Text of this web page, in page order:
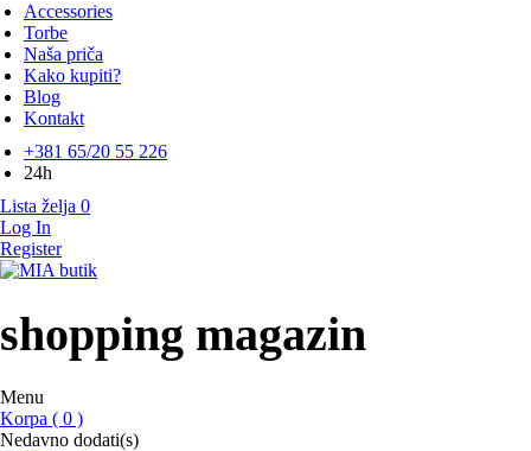
Accessories
Torbe
Naša priča
Kako kupiti?
Blog
Kontakt
+381 65/20 55 226
24h
Lista želja 0
Log In
Register
MIA butik
shopping magazin
Menu
Korpa ( 0 )
Nedavno dodati(s)